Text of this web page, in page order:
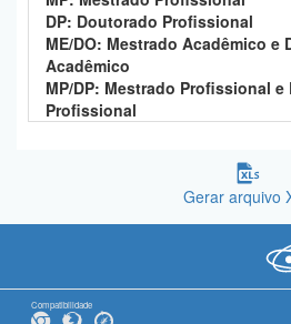
DP: Doutorado Profissional
ME/DO: Mestrado Acadêmico e
Acadêmico
MP/DP: Mestrado Profissional e
Profissional
Gerar arquivo
Compatibilidade